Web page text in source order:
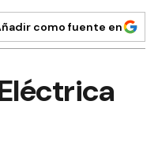
como fuente en